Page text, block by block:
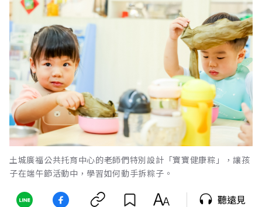
土城廣福公共托育中心的老師們特別設計「寶寶健康粽」，讓孩
子在端午節活動中，學習如何動手拆粽子。
聽遠見